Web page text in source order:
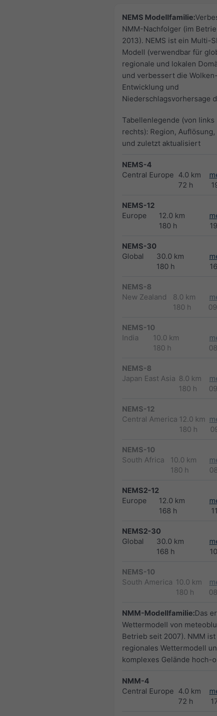
NEMS Modellfamilie:
NMM-Nachfolger (im
2013). NEMS ist ein Multi-
Modell (verwendbar für
regionale und lokalen
und verbessert die
Entwicklung und
Niederschlagsvorhersage
Tabellenlegende (von links
rechts): Region, Auflösung,
und zuletzt aktualisiert
NEMS-4
Central Europe 4.0 km
72 h
NEMS-12
Europe
12.0 km
180 h
NEMS-30
Global
30.0 km
180 h
NEMS-8
New Zealand
8.0 km
180 h
NEMS-10
India
10.0 km
180 h
NEMS-8
Japan East Asia 8.0 km
180 h
NEMS-12
Central America 12.0 km
180 h
NEMS-10
South Africa
10.0 km
180 h
NEMS2-12
Europe
12.0 km
168 h
NEMS2-30
Global
30.0 km
168 h
NEMS-10
South America 10.0 km
180 h
NMM-Modellfamilie:Das
Wettermodell von
Betrieb seit 2007). NMM
regionales Wettermodell
komplexes Gelände hoch-
NMM-4
Central Europe 4.0 km
72 h